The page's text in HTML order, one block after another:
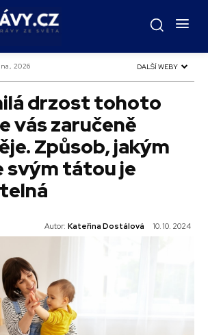
2026 DALŠÍ WEBY
drzost tohoto
vás zaručeně
Způsob, jakým
svým tátou je
10. 10. 2024
Autor: Kateřina Dostálová